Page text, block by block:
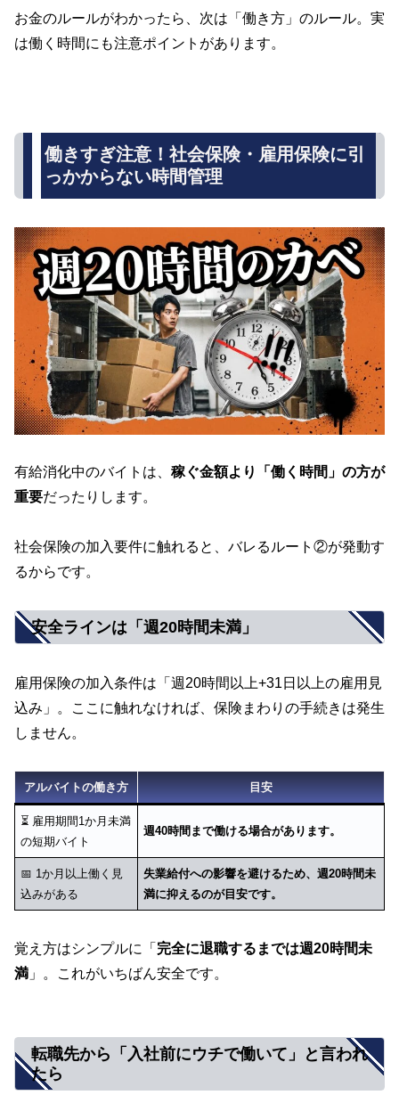
お金のルールがわかったら、次は「働き方」のルール。実
は働く時間にも注意ポイントがあります。
働きすぎ注意！社会保険・雇用保険に引
っかからない時間管理
有給消化中のバイトは、 稼ぐ金額より「働く時間」の方が
重要だったりします。
社会保険の加入要件に触れると、バレるルート②が発動す
るからです。
安全ラインは「週20時間未満」
雇用保険の加入条件は「週20時間以上+31日以上の雇用見
込み」。ここに触れなければ、保険まわりの手続きは発生
しません。
アルバイトの働き方 目安
⏳ 雇用期間1か月未満
の短期バイト
週40時間まで働ける場合があります。
📅 1か月以上働く見
込みがある
失業給付への影響を避けるため、週20時間未
満に抑えるのが目安です。
覚え方はシンプルに「 完全に退職するまでは週20時間未
満 」。これがいちばん安全です。
転職先から「入社前にウチで働いて」と言われ
たら